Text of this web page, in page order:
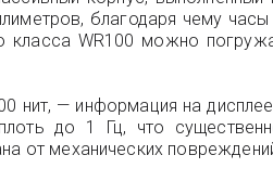
благодаря чему
WR100 можно
— информация на
до 1 Гц, что
от механических